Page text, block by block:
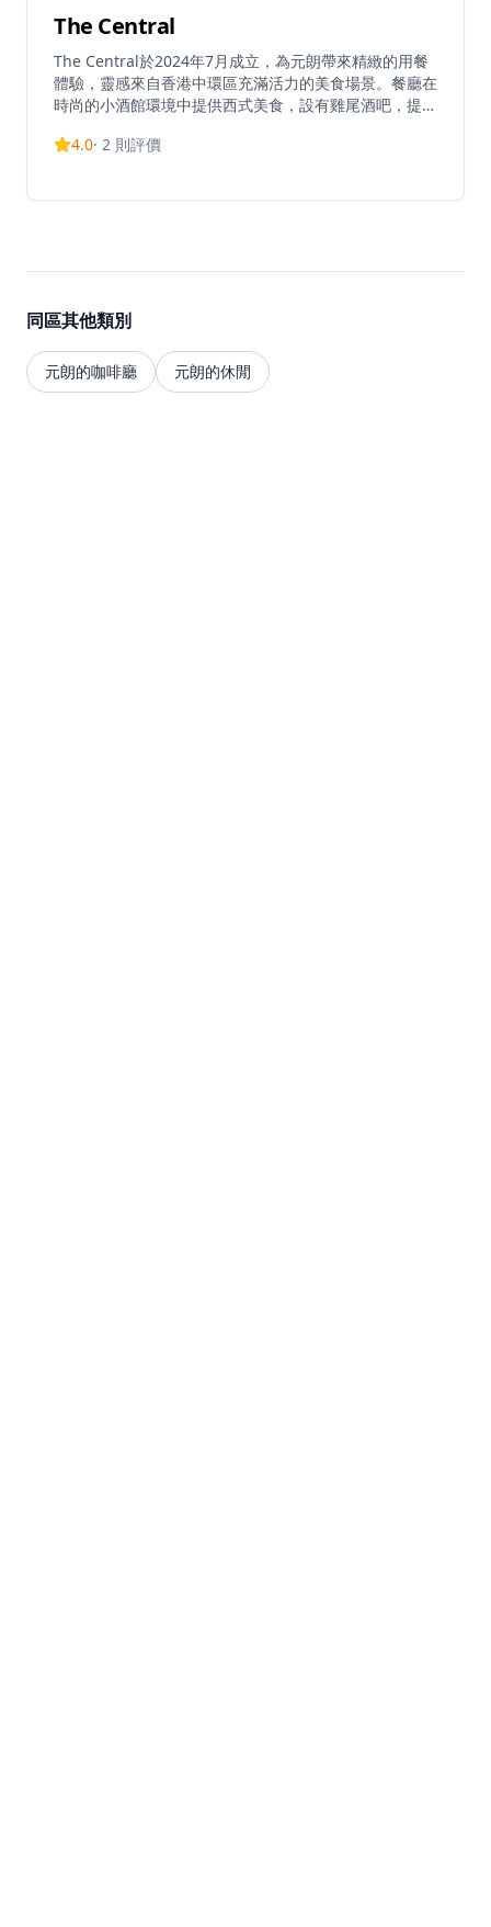
The Central
The Central於2024年7月成立，為元朗帶來精緻的用餐
體驗，靈感來自香港中環區充滿活力的美食場景。餐廳在
時尚的小酒館環境中提供西式美食，設有雞尾酒吧，提供
下午3點到晚上7點，所有酒精飲料均價50港元。The
4.0· 2 則評價
同區其他類別
元朗的咖啡廳 元朗的休閒